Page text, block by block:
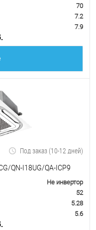
70
7.2
7.9
Под заказ (10-12 дней)
QN-I18UG/QA-ICP9
Не инвертор
52
5.28
5.6